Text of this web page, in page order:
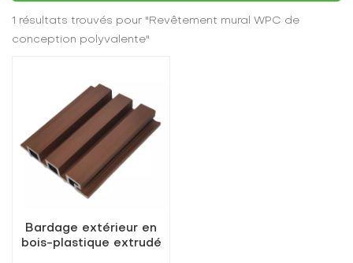
1 résultats trouvés pour "Revêtement mural WPC de
conception polyvalente"
Bardage extérieur en
bois-plastique extrudé